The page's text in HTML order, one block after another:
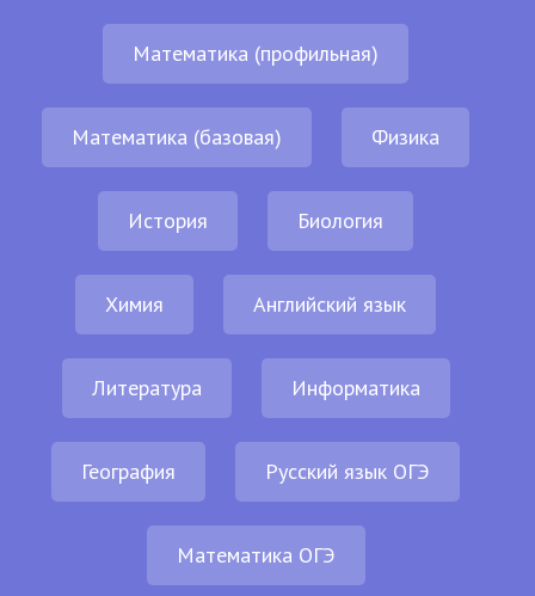
Математика (профильная)
Математика (базовая) Физика
История Биология
Химия Английский язык
Литература Информатика
География Русский язык ОГЭ
Математика ОГЭ